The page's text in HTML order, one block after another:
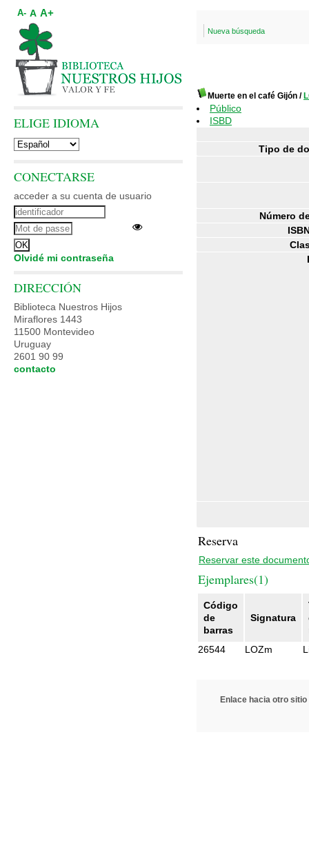
Nueva búsqueda
Muerte en el café Gijón /
Público
ISBD
Tipo de
Número
Reserva
Reservar este
Ejemplares(1)
Código
de
barras
Signatura
26544
LOZm
Enlace hacia otro sitio
A- A A+
ELIGE IDIOMA
CONECTARSE
acceder a su cuenta de usuario
Olvidé mi contraseña
DIRECCIÓN
Biblioteca Nuestros Hijos
Miraflores 1443
11500 Montevideo
Uruguay
2601 90 99
contacto